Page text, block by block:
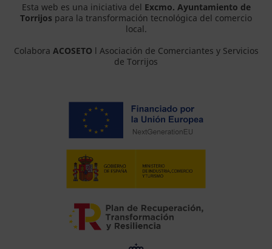
Esta web es una iniciativa del Excmo. Ayuntamiento de
Torrijos para la transformación tecnológica del comercio
local.
Colabora ACOSETO l Asociación de Comerciantes y Servicios
de Torrijos